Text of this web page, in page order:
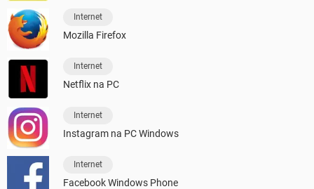
Internet
Mozilla Firefox
Internet
Netflix na PC
Internet
Instagram na PC Windows
Internet
Facebook Windows Phone